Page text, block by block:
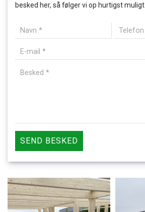
besked her, så følger vi op hurtigst muligt.